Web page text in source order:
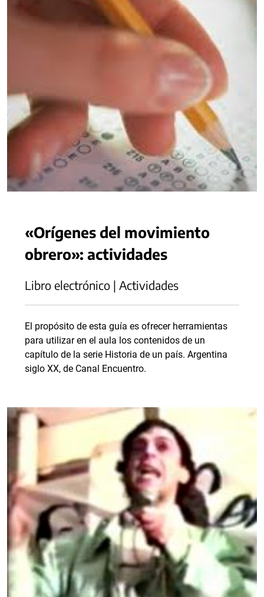
«Orígenes del movimiento
obrero»: actividades
Libro electrónico | Actividades
El propósito de esta guía es ofrecer herramientas
para utilizar en el aula los contenidos de un
capítulo de la serie Historia de un país. Argentina
siglo XX, de Canal Encuentro.